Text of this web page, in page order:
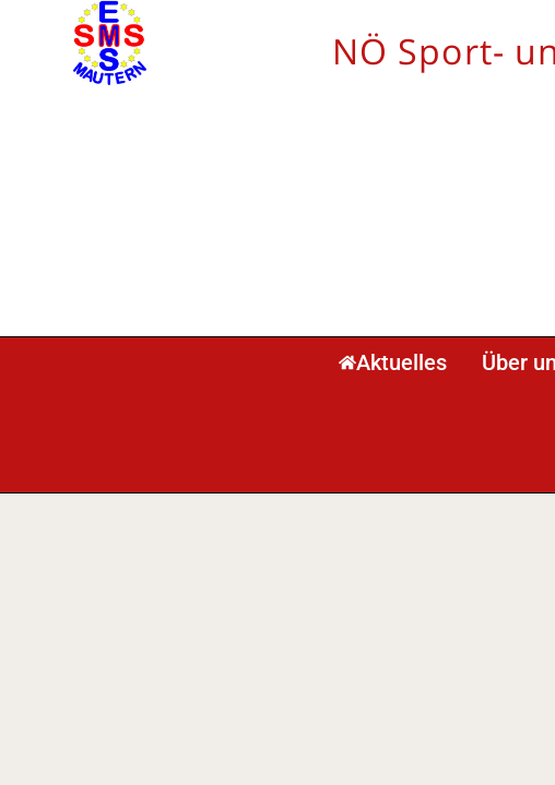
NÖ Sport-
Aktuelles Über